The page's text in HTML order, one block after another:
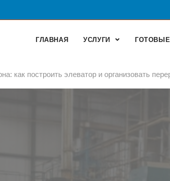
ГЛАВНАЯ УСЛУГИ
как построить элеватор и организовать